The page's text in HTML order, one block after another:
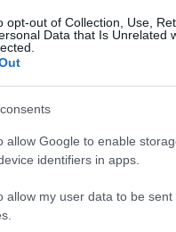
opt-out of Collection, Use,
Data that Is Unrelated
allow Google to enable
identifiers in apps.
allow my user data to be
raakt, is het
prefab
betaalbare
oplossingen en